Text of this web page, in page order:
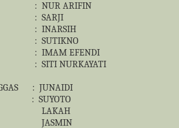
NUR ARIFIN
: SARJI
: INARSIH
: SUTIKNO
: IMAM EFENDI
: SITI NURKAYATI
: JUNAIDI
: SUYOTO
LAKAH
JASMIN